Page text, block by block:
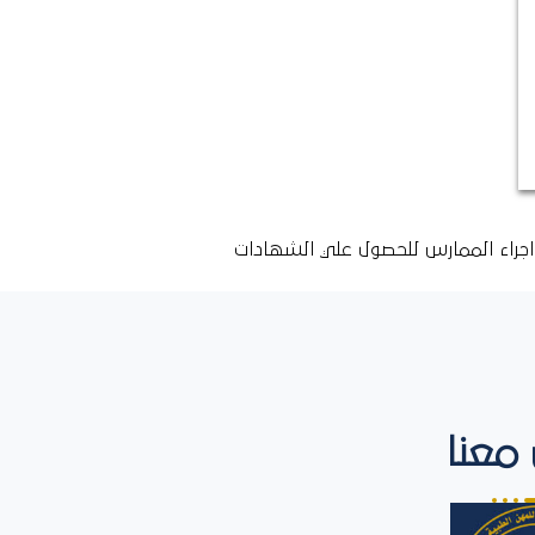
الممارس للحصول علي الشهادات